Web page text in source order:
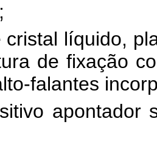
cristal líquido,
de fixação
falantes
apontador